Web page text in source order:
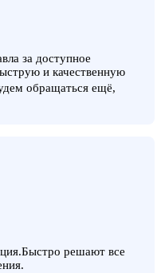
за доступное
и качественную
обращаться ещё,
решают все